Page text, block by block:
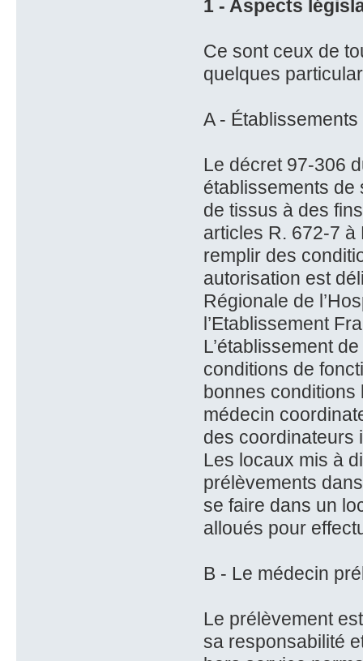
1 - Aspects
Ce sont ceux de
quelques
A -
Le décret 97-306
établissements de
de tissus à des
articles R. 672-7 à
remplir des
autorisation est
Régionale de
l’Etablissement
L’établissement
conditions de
bonnes conditions
médecin
des coordinateurs
Les locaux mis à
prélèvements
se faire dans un
alloués pour
B - Le médecin
Le prélèvement
sa responsabilité